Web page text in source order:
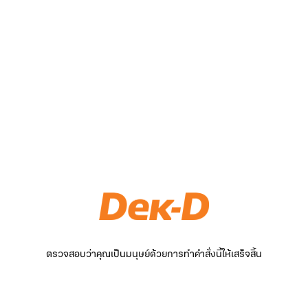
ตรวจสอบว่าคุณเป็นมนุษย์ด้วยการทำคำสั่งนี้ให้เสร็จสิ้น